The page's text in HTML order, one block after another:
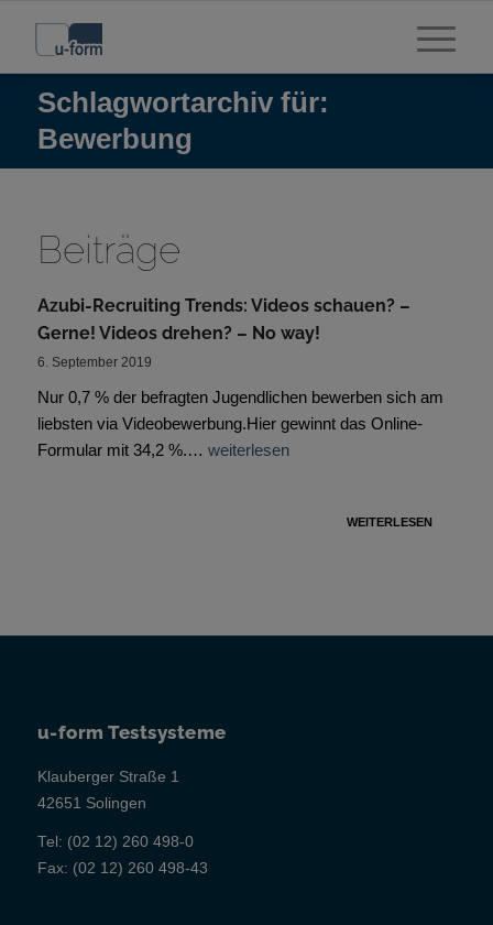
Schlagwortarchiv für:
Bewerbung
Beiträge
Azubi-Recruiting Trends: Videos schauen? –
Gerne! Videos drehen? – No way!
6. September 2019
Nur 0,7 % der befragten Jugendlichen bewerben sich am
liebsten via Videobewerbung.Hier gewinnt das Online-
Formular mit 34,2 %.… weiterlesen
WEITERLESEN
u-form Testsysteme
Klauberger Straße 1
42651 Solingen
Tel: (02 12) 260 498-0
Fax: (02 12) 260 498-43